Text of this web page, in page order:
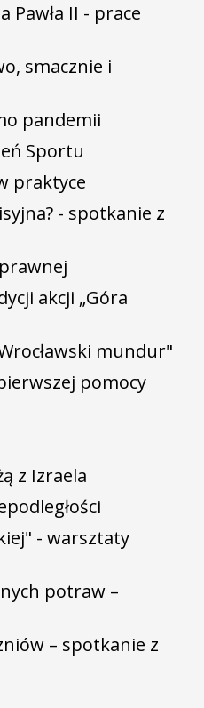
Pawła II - prace
smacznie i
pandemii
Sportu
praktyce
- spotkanie z
akcji „Góra
mundur"
pomocy
z Izraela
- warsztaty
potraw –
– spotkanie z